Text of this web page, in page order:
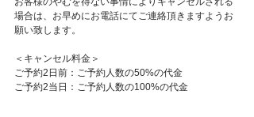
場合は、お早めにお電話にてご連絡頂きますようお
願い致します。
＜キャンセル料金＞
ご予約2日前：ご予約人数の50%の代金
ご予約2当日：ご予約人数の100%の代金